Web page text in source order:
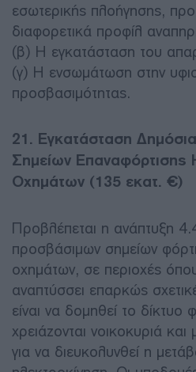
εσωτερικής πλοήγησης,
διαφορετικά προφίλ
(β) Η εγκατάσταση του
(γ) Η ενσωμάτωση στην
προσβασιμότητας.
21. Εγκατάσταση
Σημείων Επαναφόρτισης
Οχημάτων (135 εκατ. €)
Προβλέπεται η ανάπτυξη
προσβάσιμων σημείων
οχημάτων, σε περιοχές
αναπτύσσει επαρκώς
είναι να δομηθεί το δίκτυο
χρειάζονται νοικοκυριά και
για να διευκολυνθεί η